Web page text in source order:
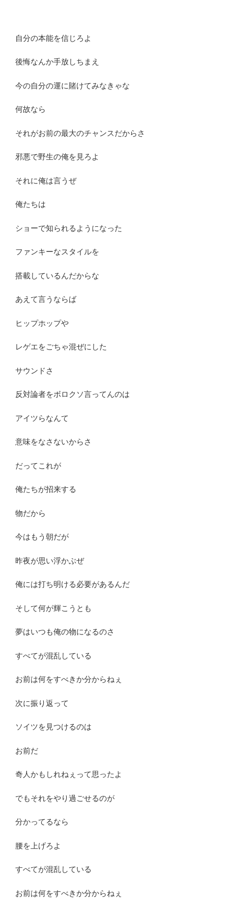
自分の本能を信じろよ
後悔なんか手放しちまえ
今の自分の運に賭けてみなきゃな
何故なら
それがお前の最大のチャンスだからさ
邪悪で野生の俺を見ろよ
それに俺は言うぜ
俺たちは
ショーで知られるようになった
ファンキーなスタイルを
搭載しているんだからな
あえて言うならば
ヒップホップや
レゲエをごちゃ混ぜにした
サウンドさ
反対論者をボロクソ言ってんのは
アイツらなんて
意味をなさないからさ
だってこれが
俺たちが招来する
物だから
今はもう朝だが
昨夜が思い浮かぶぜ
俺には打ち明ける必要があるんだ
そして何が輝こうとも
夢はいつも俺の物になるのさ
すべてが混乱している
お前は何をすべきか分からねぇ
次に振り返って
ソイツを見つけるのは
お前だ
奇人かもしれねぇって思ったよ
でもそれをやり過ごせるのが
分かってるなら
腰を上げろよ
すべてが混乱している
お前は何をすべきか分からねぇ